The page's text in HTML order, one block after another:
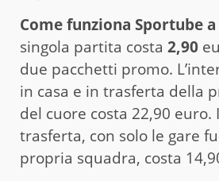
Come funziona Sportube
singola partita costa 2,90
due pacchetti promo.
in casa e in trasferta della
del cuore costa 22,90 euro.
trasferta, con solo le gare
propria squadra, costa